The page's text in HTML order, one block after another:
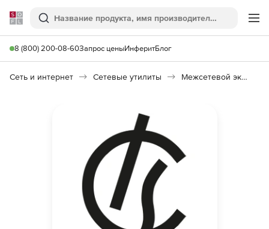
Softline
Поиск
8 (800) 200-08-60Запрос ценыИнферитБлог
Сеть и интернет Сетевые утилиты Межсетевой экран ИКС